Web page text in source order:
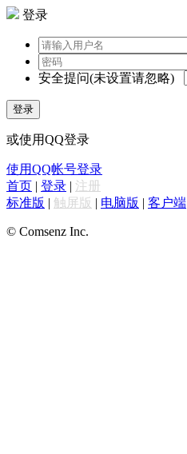
登录
安全提问(未设置请忽略)
登录
或使用QQ登录
使用QQ帐号登录
首页 | 登录 | 注册
标准版 | 触屏版 | 电脑版 | 客户端
© Comsenz Inc.